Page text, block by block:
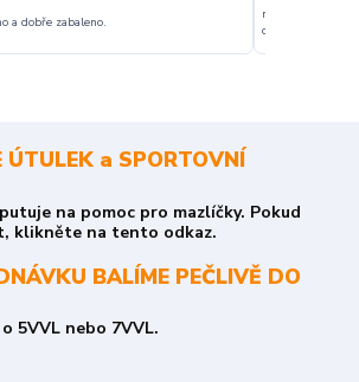
a dobře zabaleno.
nakupuji
o stavu
ÚTULEK a SPORTOVNÍ
na pomoc pro mazlíčky. Pokud
klikněte na tento odkaz.
BALÍME PEČLIVĚ DO
5VVL nebo 7VVL.